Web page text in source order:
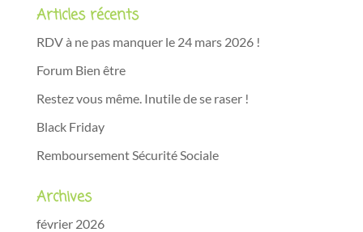
Articles récents
RDV à ne pas manquer le 24 mars 2026 !
Forum Bien être
Restez vous même. Inutile de se raser !
Black Friday
Remboursement Sécurité Sociale
Archives
février 2026